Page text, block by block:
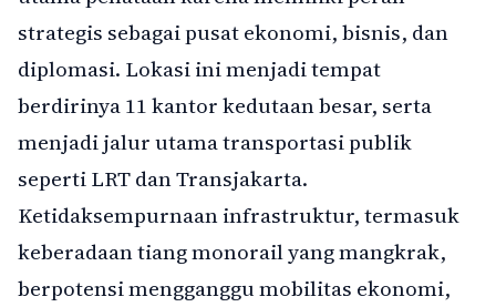
strategis sebagai pusat ekonomi, bisnis, dan
diplomasi. Lokasi ini menjadi tempat
berdirinya 11 kantor kedutaan besar, serta
menjadi jalur utama transportasi publik
seperti LRT dan Transjakarta.
Ketidaksempurnaan infrastruktur, termasuk
keberadaan tiang monorail yang mangkrak,
berpotensi mengganggu mobilitas ekonomi,